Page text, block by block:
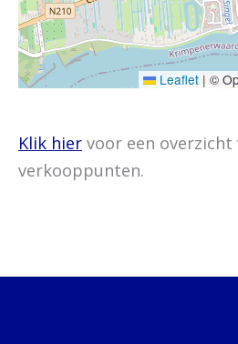
Leaflet | ©
Klik hier voor een overzicht
verkooppunten.